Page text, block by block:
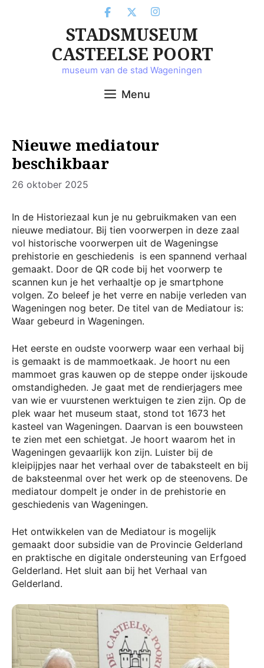
STADSMUSEUM
CASTEELSE POORT
museum van de stad Wageningen
Menu
Nieuwe mediatour
beschikbaar
26 oktober 2025
In de Historiezaal kun je nu gebruikmaken van een
nieuwe mediatour. Bij tien voorwerpen in deze zaal
vol historische voorwerpen uit de Wageningse
prehistorie en geschiedenis is een spannend verhaal
gemaakt. Door de QR code bij het voorwerp te
scannen kun je het verhaaltje op je smartphone
volgen. Zo beleef je het verre en nabije verleden van
Wageningen nog beter. De titel van de Mediatour is:
Waar gebeurd in Wageningen.
Het eerste en oudste voorwerp waar een verhaal bij
is gemaakt is de mammoetkaak. Je hoort nu een
mammoet gras kauwen op de steppe onder ijskoude
omstandigheden. Je gaat met de rendierjagers mee
van wie er vuurstenen werktuigen te zien zijn. Op de
plek waar het museum staat, stond tot 1673 het
kasteel van Wageningen. Daarvan is een bouwsteen
te zien met een schietgat. Je hoort waarom het in
Wageningen gevaarlijk kon zijn. Luister bij de
kleipijpjes naar het verhaal over de tabaksteelt en bij
de baksteenmal over het werk op de steenovens. De
mediatour dompelt je onder in de prehistorie en
geschiedenis van Wageningen.
Het ontwikkelen van de Mediatour is mogelijk
gemaakt door subsidie van de Provincie Gelderland
en praktische en digitale ondersteuning van Erfgoed
Gelderland. Het sluit aan bij het Verhaal van
Gelderland.